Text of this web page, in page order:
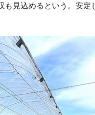
見込めるという。安定